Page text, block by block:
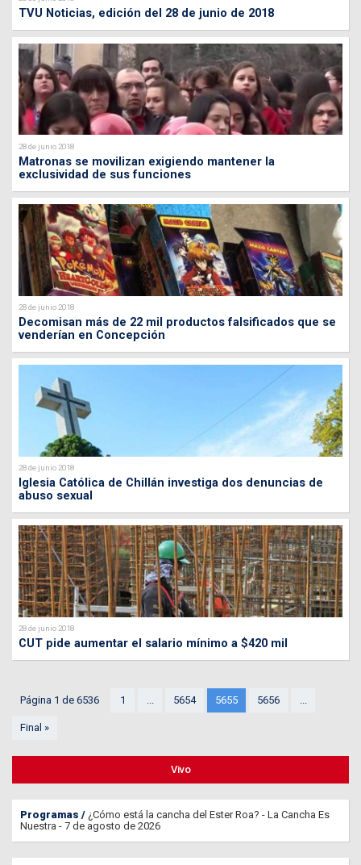
TVU Noticias, edición del 28 de junio de 2018
28 de junio 2018
Matronas se movilizan exigiendo mantener la
exclusividad de sus funciones
28 de junio 2018
Decomisan más de 22 mil productos falsificados que se
venderían en Concepción
28 de junio 2018
Iglesia Católica de Chillán investiga dos denuncias de
abuso sexual
28 de junio 2018
CUT pide aumentar el salario mínimo a $420 mil
Página 1 de 6536 1 ... 5654 5655 5656 ...
Final »
Vivo
Programas
¿Cómo está la cancha del Ester Roa? - La Cancha Es
Nuestra - 7 de agosto de 2026